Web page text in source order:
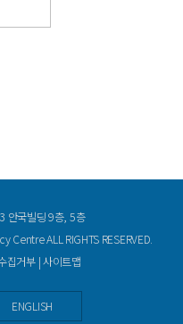
안국빌딩 9층, 5층
ALL RIGHTS RESERVED.
집거부|사이트맵
ENGLISH